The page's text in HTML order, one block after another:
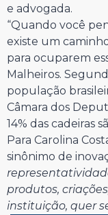
e advogada.
“Quando você
existe um
para ocuparem
Malheiros.
população
Câmara dos
14% das cadeiras
Para Carolina
sinônimo de
produtos,
instituição, quer